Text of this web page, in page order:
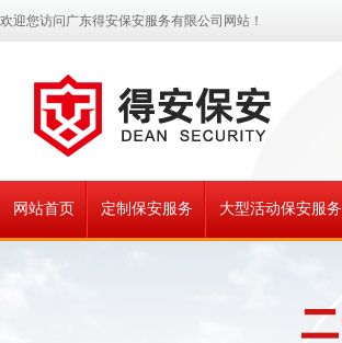
欢迎您访问广东得安保安服务有限公司网站！
网站首页 定制保安服务 大型活动保安服务